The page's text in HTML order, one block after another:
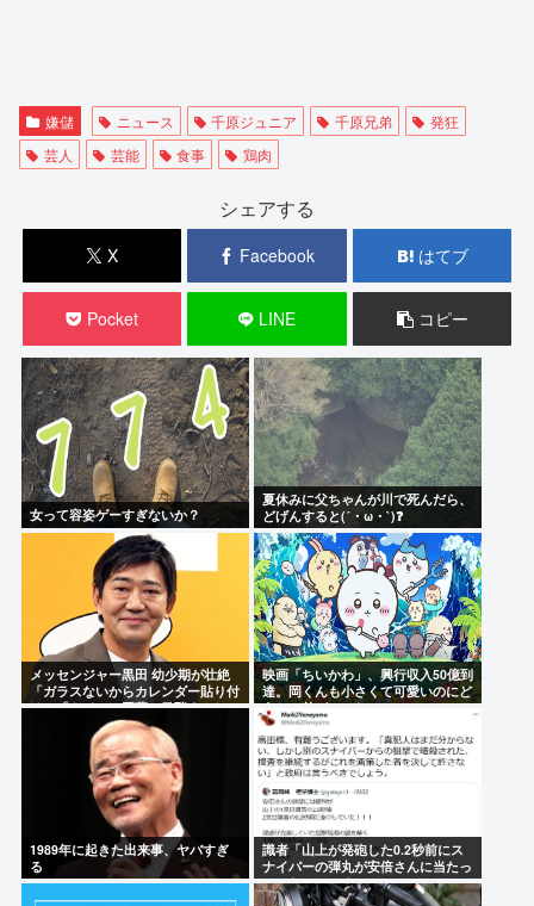
嫌儲 ニュース 千原ジュニア 千原兄弟
発狂
芸人
芸能 食事 鶏肉
シェアする
X Facebook はてブ
Pocket LINE コピー
女って容姿ゲーすぎないか？
夏休みに父ちゃんが川で死んだら、
どげんすると(´・ω・`)❓
メッセンジャー黒田 幼少期が壮絶
「ガラスないからカレンダー貼り付
け」「トイレは悪夢。発酵すんね
映画「ちいかわ」、興行収入50億到
達。岡くんも小さくて可愛いのにど
うして差がついたのか…
1989年に起きた出来事、ヤバすぎ
る
識者「山上が発砲した0.2秒前にス
ナイパーの弾丸が安倍さんに当たっ
ていた！」 これ。